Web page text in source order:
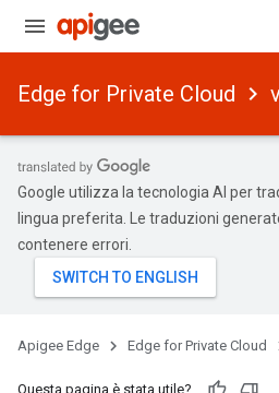
Edge for Private Cloud
Google utilizza la tecnologia AI per
lingua preferita. Le traduzioni
contenere errori.
Apigee Edge Edge for Private Cloud
Questa pagina è stata utile?